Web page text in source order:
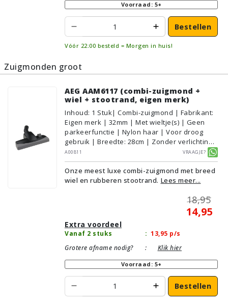
Voorraad: 5+
Bestellen
Vóór 22:00 besteld = Morgen in huis!
Zuigmonden groot
AEG AAM6117 (combi-zuigmond +
wiel + stootrand, eigen merk)
Inhoud: 1 Stuk| Combi-zuigmond | Fabrikant:
Eigen merk | 32mm | Met wieltje(s) | Geen
parkeerfunctie | Nylon haar | Voor droog
gebruik | Breedte: 28cm | Zonder verlichting |
Zonder kliksysteem | Kleur: Grijs, Zwart |
Alternatief | Geschikt voor vloertype:
Plavuizen/Tegels, Parket/Laminaat,
PVC/Vinyl, Tapijt/Vloerbedekking
A00811 Vraagje?
Onze meest luxe combi-zuigmond met breed
wiel en rubberen stootrand. Lees meer...
18,95
14,95
Extra voordeel
Vanaf 2 stuks : 13,95 p/s
Grotere afname nodig?
: Klik hier
Voorraad: 5+
Bestellen